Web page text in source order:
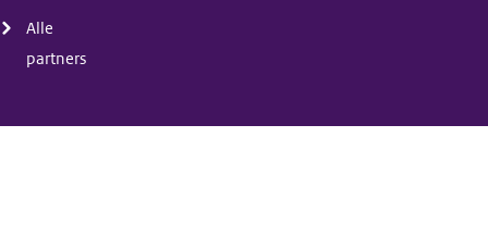
Alle
partners